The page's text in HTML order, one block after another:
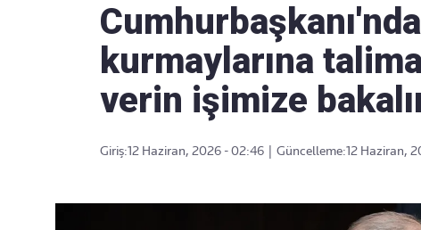
kurmaylarına
verin işimize
Giriş:12 Haziran, 2026 - 02:46 Güncelleme:12 Haziran,